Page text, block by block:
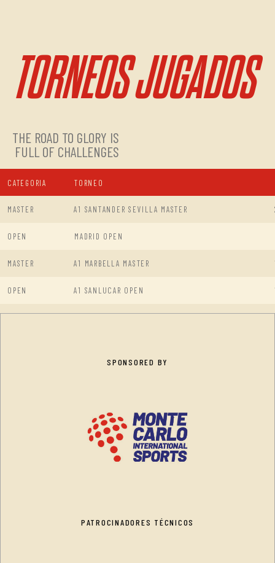
TORNEOS JUGADOS
THE ROAD TO GLORY IS
FULL OF CHALLENGES
CATEGORIA TORNEO
MASTER A1 SANTANDER SEVILLA MASTER
OPEN MADRID OPEN
MASTER A1 MARBELLA MASTER
OPEN A1 SANLUCAR OPEN
SPONSORED BY
PATROCINADORES TÉCNICOS